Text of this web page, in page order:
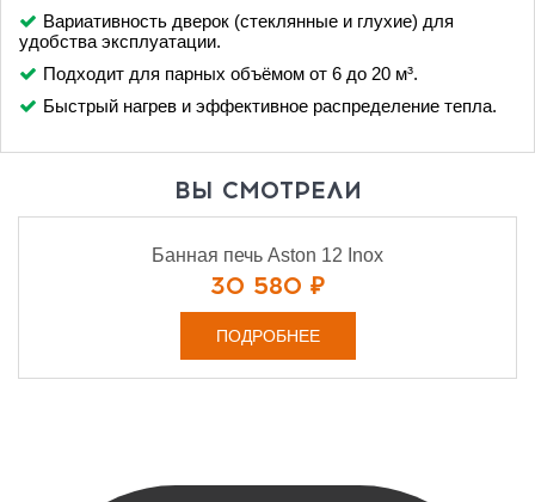
Вариативность дверок (стеклянные и глухие) для
удобства эксплуатации.
Подходит для парных объёмом от 6 до 20 м³.
Быстрый нагрев и эффективное распределение тепла.
ВЫ СМОТРЕЛИ
Банная печь Aston 12 Inox
30 580 ₽
ПОДРОБНЕЕ